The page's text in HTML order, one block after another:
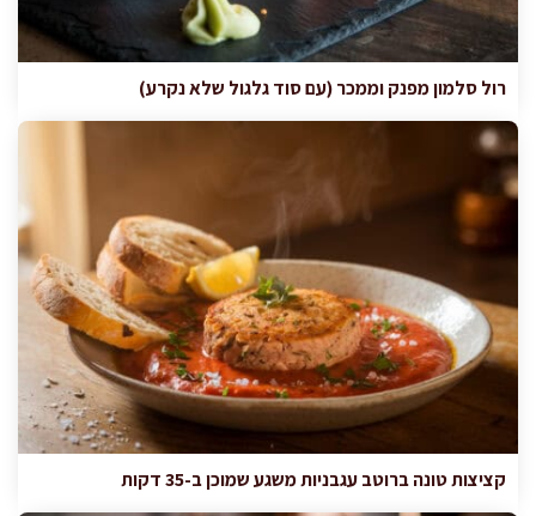
רול סלמון מפנק וממכר (עם סוד גלגול שלא נקרע)
קציצות טונה ברוטב עגבניות משגע שמוכן ב-35 דקות